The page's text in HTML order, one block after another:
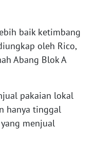
baik ketimbang
oleh Rico,
Abang Blok A
pakaian lokal
hanya tinggal
menjual